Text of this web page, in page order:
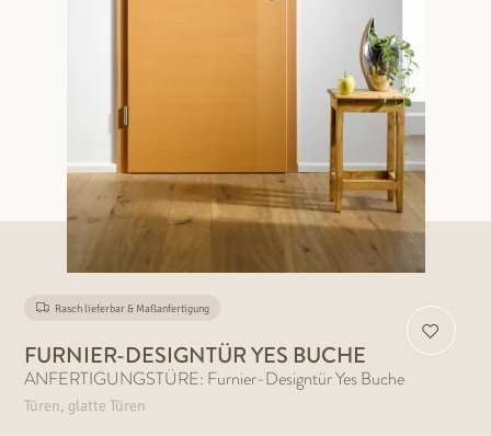
Rasch lieferbar & Maßanfertigung
FURNIER-DESIGNTÜR YES BUCHE
ANFERTIGUNGSTÜRE: Furnier-Designtür Yes Buche
Türen, glatte Türen